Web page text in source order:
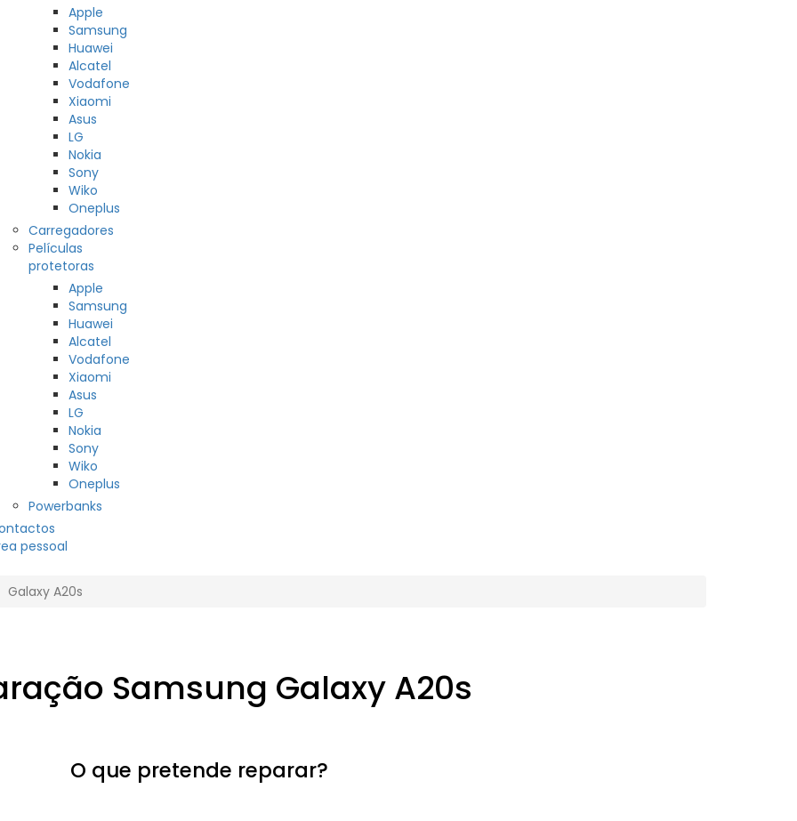
Apple
Samsung
Huawei
Alcatel
Vodafone
Xiaomi
Asus
LG
Nokia
Sony
Wiko
Oneplus
Carregadores
Películas
protetoras
Apple
Samsung
Huawei
Alcatel
Vodafone
Xiaomi
Asus
LG
Nokia
Sony
Wiko
Oneplus
Powerbanks
pessoal
Galaxy A20s
Samsung Galaxy A20s
O que pretende reparar?